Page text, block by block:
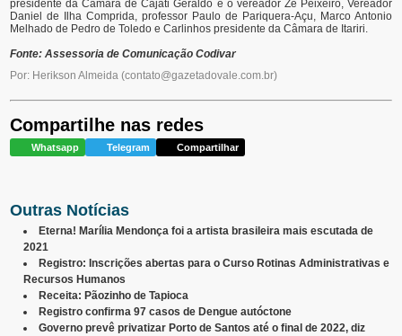
presidente da Câmara de Cajati Geraldo e o vereador Zé Peixeiro, Vereador
Daniel de Ilha Comprida, professor Paulo de Pariquera-Açu, Marco Antonio
Melhado de Pedro de Toledo e Carlinhos presidente da Câmara de Itariri.
Fonte: Assessoria de Comunicação Codivar
Por: Herikson Almeida (contato@gazetadovale.com.br)
Compartilhe nas redes
Whatsapp Telegram Compartilhar
Outras Notícias
Eterna! Marília Mendonça foi a artista brasileira mais escutada de
2021
Registro: Inscrições abertas para o Curso Rotinas Administrativas e
Recursos Humanos
Receita: Pãozinho de Tapioca
Registro confirma 97 casos de Dengue autóctone
Governo prevê privatizar Porto de Santos até o final de 2022, diz